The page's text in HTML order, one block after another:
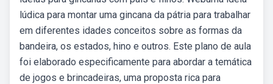
lúdica para montar uma gincana da pátria para trabalhar
em diferentes idades conceitos sobre as formas da
bandeira, os estados, hino e outros. Este plano de aula
foi elaborado especificamente para abordar a temática
de jogos e brincadeiras, uma proposta rica para